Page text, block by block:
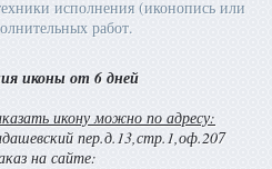
исполнения (иконопись или
работ.
иконы от 6 дней
икону можно по адресу:
пер.д.13,стр.1,оф.207
на сайте: